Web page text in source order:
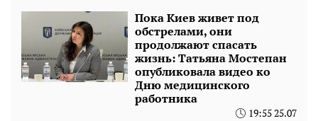
Пока Киев живет под
обстрелами, они
продолжают спасать
жизнь: Татьяна Мостепан
опубликовала видео ко
Дню медицинского
работника
19:55 25.07